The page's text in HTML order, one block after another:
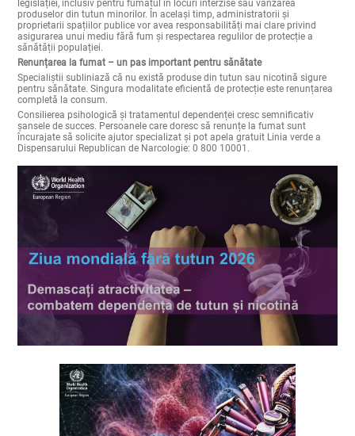
Noile prevederi stabilesc și sancțiuni mai severe pentru încălcarea
legislației, inclusiv pentru fumatul în locuri interzise sau vânzarea
produselor din tutun minorilor. În același timp, administratorii și
proprietarii spațiilor publice vor avea responsabilități mai clare privind
asigurarea unui mediu fără fum și respectarea regulilor de protecție a
sănătății populației.
Renunțarea la fumat – un pas important pentru sănătate
Specialiștii subliniază că nu există produse din tutun sau nicotină sigure
pentru sănătate. Singura modalitate eficientă de protecție este renunțarea
completă la consum.
Consilierea psihologică și tratamentul dependenței cresc semnificativ
șansele de succes. Persoanele care doresc să renunțe la fumat sunt
încurajate să solicite ajutor specializat și pot apela gratuit Linia verde a